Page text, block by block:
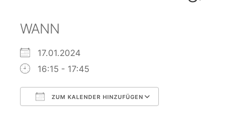
WANN
17.01.2024
16:15 - 17:45
ZUM KALENDER HINZUFÜGEN